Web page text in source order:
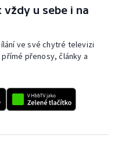
u sebe i na
ve své chytré televizi
přenosy, články a